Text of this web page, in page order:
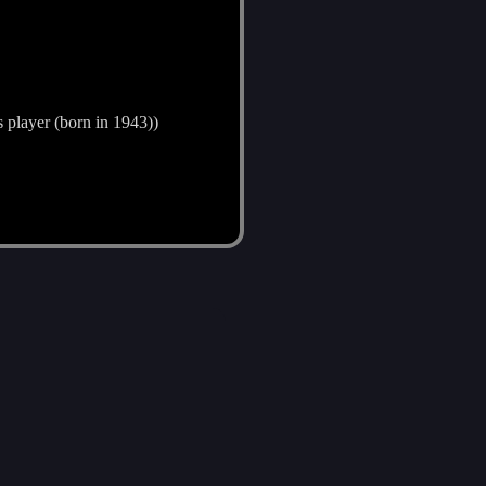
player (born in 1943))